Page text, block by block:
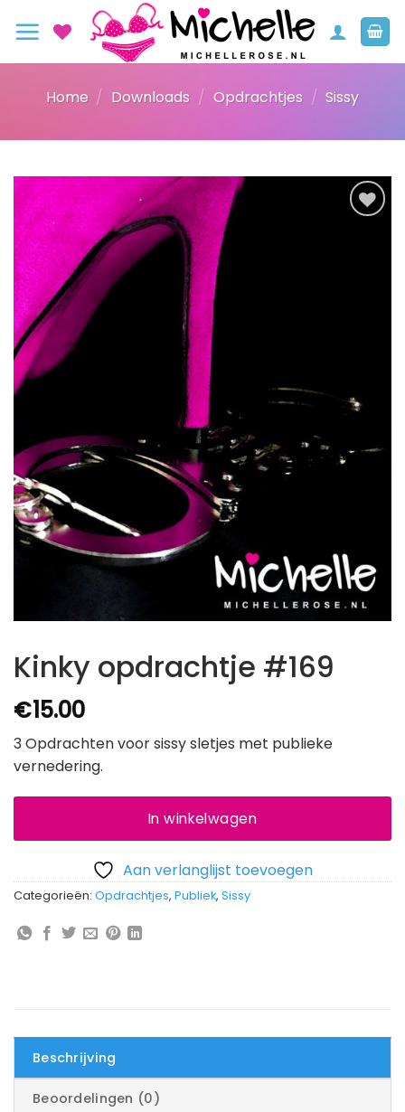
naar
Home / Downloads / Opdrachtjes / Sissy
Kinky opdrachtje #169
€15.00
3 Opdrachten voor sissy sletjes met publieke
vernedering.
In winkelwagen
Aan verlanglijst toevoegen
Categorieën: Opdrachtjes, Publiek, Sissy
Beschrijving
Beoordelingen (0)